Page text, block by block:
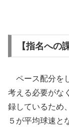
【指名への
ペース配分を
考える必要がな
録しているため
５が平均球速と